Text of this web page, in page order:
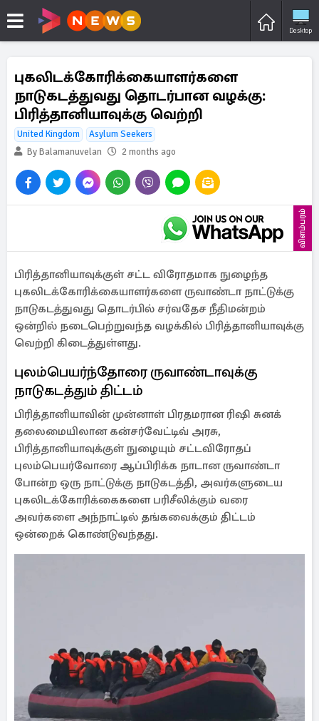
Desktop
புகலிடக்கோரிக்கையாளர்களை
நாடுகடத்துவது தொடர்பான வழக்கு:
பிரித்தானியாவுக்கு வெற்றி
United Kingdom
Asylum Seekers
By Balamanuvelan
2 months ago
விளம்பரம்
பிரித்தானியாவுக்குள் சட்ட விரோதமாக நுழைந்த
புகலிடக்கோரிக்கையாளர்களை ருவாண்டா நாட்டுக்கு
நாடுகடத்துவது தொடர்பில் சர்வதேச நீதிமன்றம்
ஒன்றில் நடைபெற்றுவந்த வழக்கில் பிரித்தானியாவுக்கு
வெற்றி கிடைத்துள்ளது.
புலம்பெயர்ந்தோரை ருவாண்டாவுக்கு
நாடுகடத்தும் திட்டம்
பிரித்தானியாவின் முன்னாள் பிரதமரான ரிஷி சுனக்
தலைமையிலான கன்சர்வேட்டிவ் அரசு,
பிரித்தானியாவுக்குள் நுழையும் சட்டவிரோதப்
புலம்பெயர்வோரை ஆப்பிரிக்க நாடான ருவாண்டா
போன்ற ஒரு நாட்டுக்கு நாடுகடத்தி, அவர்களுடைய
புகலிடக்கோரிக்கைகளை பரிசீலிக்கும் வரை
அவர்களை அந்நாட்டில் தங்கவைக்கும் திட்டம்
ஒன்றைக் கொண்டுவந்தது.